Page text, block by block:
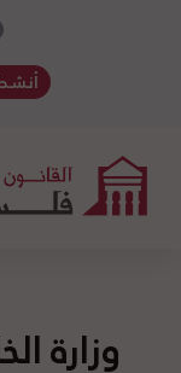
وزارة